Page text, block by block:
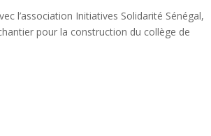
l’association Initiatives Solidarité Sénégal,
pour la construction du collège de